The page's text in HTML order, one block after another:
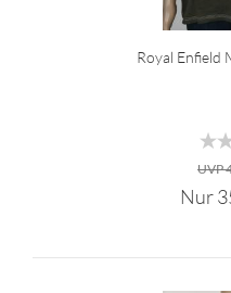
Royal Enfield
UVP
Nur